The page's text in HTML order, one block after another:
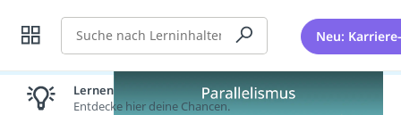
Suche Neu:
Lernen lohnt sich!
Entdecke hier deine Chancen.